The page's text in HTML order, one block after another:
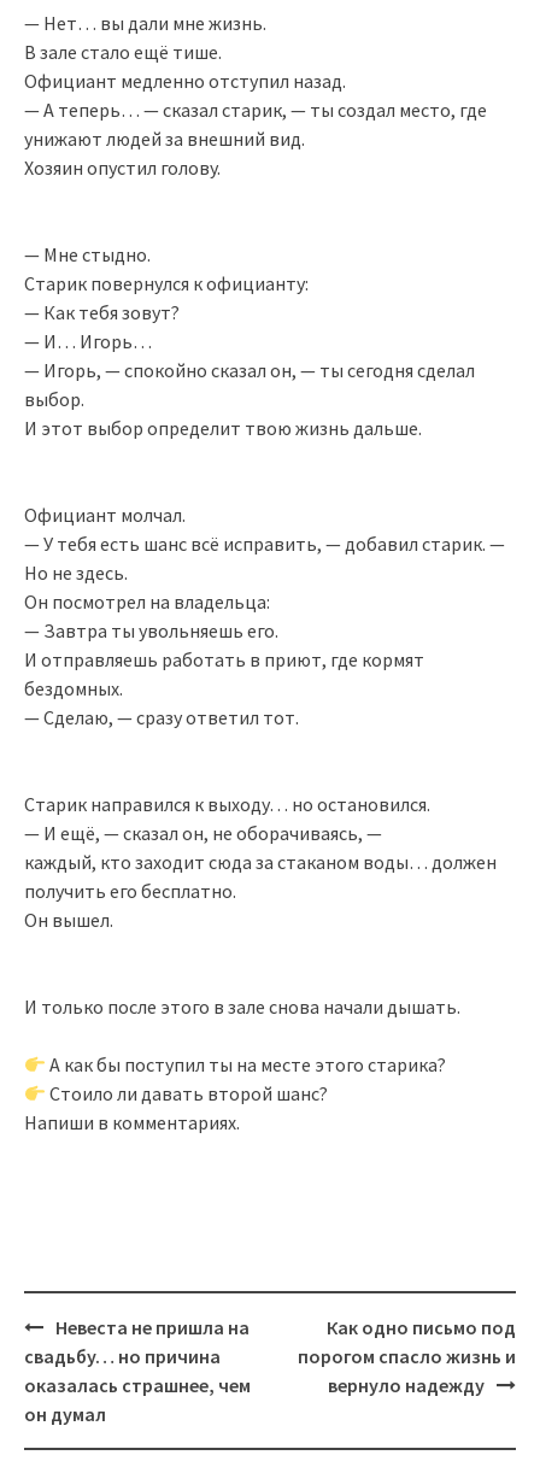
— Нет… вы дали мне жизнь.
В зале стало ещё тише.
Официант медленно отступил назад.
— А теперь… — сказал старик, — ты создал место, где
унижают людей за внешний вид.
Хозяин опустил голову.
— Мне стыдно.
Старик повернулся к официанту:
— Как тебя зовут?
— И… Игорь…
— Игорь, — спокойно сказал он, — ты сегодня сделал
выбор.
И этот выбор определит твою жизнь дальше.
Официант молчал.
— У тебя есть шанс всё исправить, — добавил старик. —
Но не здесь.
Он посмотрел на владельца:
— Завтра ты увольняешь его.
И отправляешь работать в приют, где кормят
бездомных.
— Сделаю, — сразу ответил тот.
Старик направился к выходу… но остановился.
— И ещё, — сказал он, не оборачиваясь, —
каждый, кто заходит сюда за стаканом воды… должен
получить его бесплатно.
Он вышел.
И только после этого в зале снова начали дышать.
А как бы поступил ты на месте этого старика?
Стоило ли давать второй шанс?
Напиши в комментариях.
Post
navigation
Невеста не пришла на
свадьбу… но причина
оказалась страшнее, чем
он думал
Как одно письмо под
порогом спасло жизнь и
вернуло надежду